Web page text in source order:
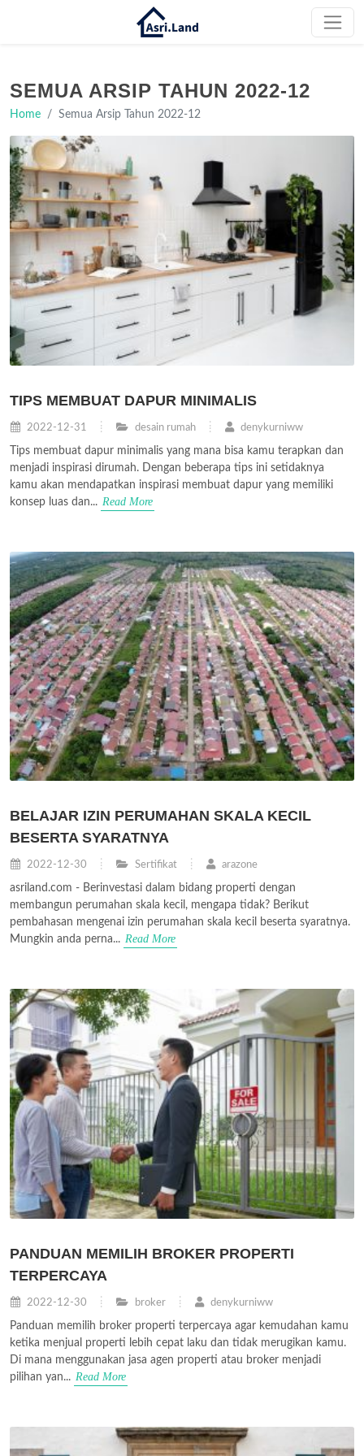
SEMUA ARSIP TAHUN 2022-12
Home Semua Arsip Tahun 2022-12
TIPS MEMBUAT DAPUR MINIMALIS
2022-12-31 desain rumah denykurniww
Tips membuat dapur minimalis yang mana bisa kamu terapkan dan
menjadi inspirasi dirumah. Dengan beberapa tips ini setidaknya
kamu akan mendapatkan inspirasi membuat dapur yang memiliki
konsep luas dan... Read More
BELAJAR IZIN PERUMAHAN SKALA KECIL
BESERTA SYARATNYA
2022-12-30 Sertifikat arazone
asriland.com - Berinvestasi dalam bidang properti dengan
membangun perumahan skala kecil, mengapa tidak? Berikut
pembahasan mengenai izin perumahan skala kecil beserta syaratnya.
Mungkin anda perna... Read More
PANDUAN MEMILIH BROKER PROPERTI
TERPERCAYA
2022-12-30 broker denykurniww
Panduan memilih broker properti terpercaya agar kemudahan kamu
ketika menjual properti lebih cepat laku dan tidak merugikan kamu.
Di mana menggunakan jasa agen properti atau broker menjadi
pilihan yan... Read More